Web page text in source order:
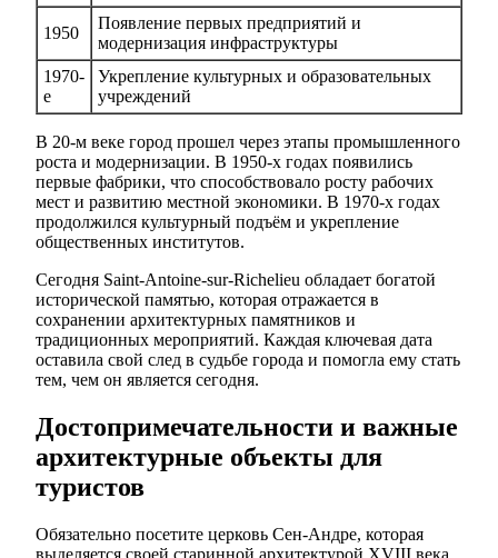
1950
Появление первых предприятий и
модернизация инфраструктуры
1970-
е
Укрепление культурных и образовательных
учреждений
В 20-м веке город прошел через этапы промышленного
роста и модернизации. В 1950-х годах появились
первые фабрики, что способствовало росту рабочих
мест и развитию местной экономики. В 1970-х годах
продолжился культурный подъём и укрепление
общественных институтов.
Сегодня Saint-Antoine-sur-Richelieu обладает богатой
исторической памятью, которая отражается в
сохранении архитектурных памятников и
традиционных мероприятий. Каждая ключевая дата
оставила свой след в судьбе города и помогла ему стать
тем, чем он является сегодня.
Достопримечательности и важные
архитектурные объекты для
туристов
Обязательно посетите церковь Сен-Андре, которая
выделяется своей старинной архитектурой XVIII века